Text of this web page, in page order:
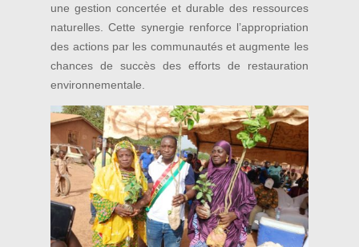
une gestion concertée et durable des ressources
naturelles. Cette synergie renforce l’appropriation
des actions par les communautés et augmente les
chances de succès des efforts de restauration
environnementale.